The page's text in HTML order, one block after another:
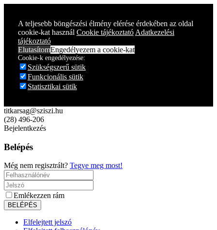
A teljesebb böngészési élmény elérése érdekében az oldal
cookie-kat használ Cookie tájékoztató Adatkezelési
tájékoztató
ElutasítomEngedélyezem a cookie-kat
Cookie-k engedélyezése:
Szükségszerű sütik
Funkcionális sütik
Statisztikai sütik
titkarsag@sziszi.hu
(28) 496-206
Bejelentkezés
Belépés
Még nem regisztrált? Tegye meg most!
Emlékezzen rám
Elfelejtett jelszó